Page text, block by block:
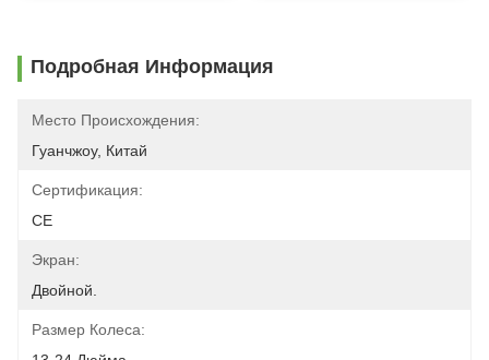
Подробная Информация
Место Происхождения:
Гуанчжоу, Китай
Сертификация:
CE
Экран:
Двойной.
Размер Колеса: